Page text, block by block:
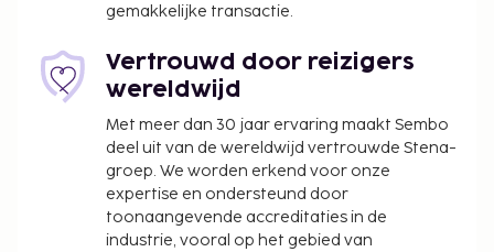
Schoonmaaktoeslag varieert op basis van
We hebben alle kosten vermeld die de
Kinderen verblijven gratis wanneer zij in
dezelfde kamer als hun ouders of voogd slapen
en de aanwezige bedden gebruiken.
Gasten kunnen overal contactloos betalen.
gemakkelijke transactie.
Vertrouwd door reizigers
wereldwijd
Met meer dan 30 jaar ervaring maakt Sembo
deel uit van de wereldwijd vertrouwde Stena-
groep. We worden erkend voor onze
expertise en ondersteund door
toonaangevende accreditaties in de
industrie, vooral op het gebied van